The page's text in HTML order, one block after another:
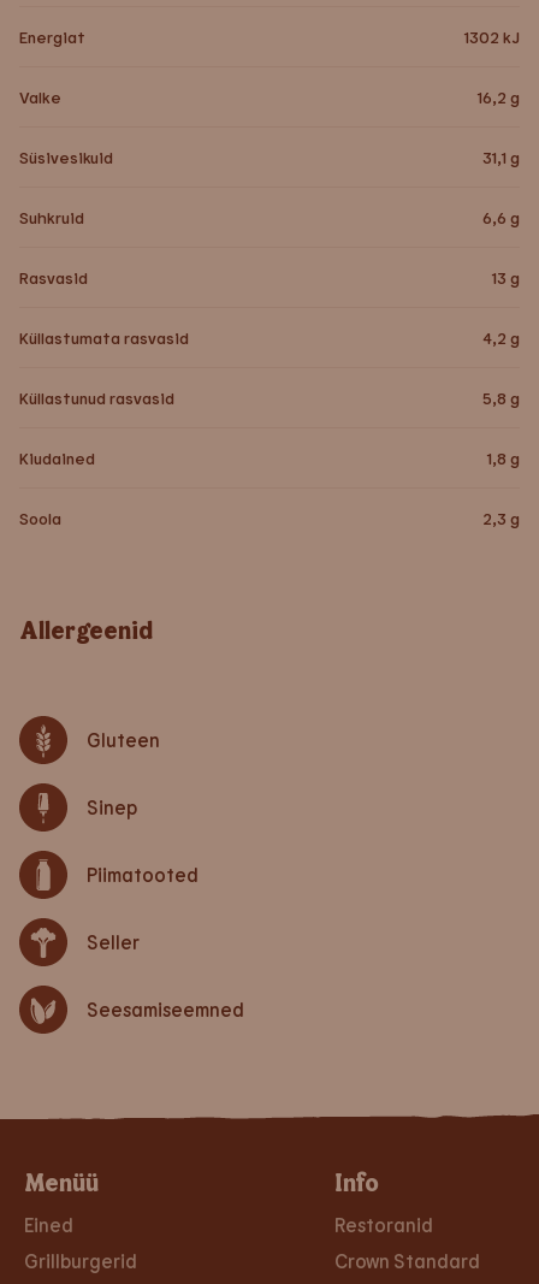
Energiat 1302 kJ
Valke 16,2 g
Süsivesikuid 31,1 g
Suhkruid 6,6 g
Rasvasid 13 g
Küllastumata rasvasid 4,2 g
Küllastunud rasvasid 5,8 g
Kiudained 1,8 g
Soola 2,3 g
Allergeenid
Gluteen
Sinep
Piimatooted
Seller
Seesamiseemned
Menüü
Eined
Grillburgerid
Info
Restoranid
Crown Standard